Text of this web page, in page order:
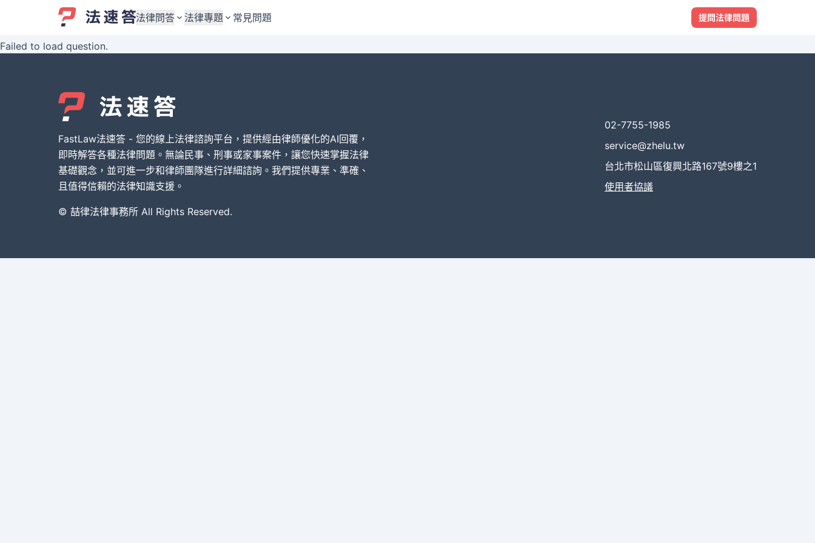
法律問答
婚姻與監護權
債務與債權
刑事犯罪案件
其他案件類型
法律專題
婚姻與監護權
債務與債權
刑事犯罪案件
其他案件類型
常見問題 提問法律問題
Failed to load question.
FastLaw法速答 - 您的線上法律諮詢平台，提供經由律師優化的AI回覆，
即時解答各種法律問題。無論民事、刑事或家事案件，讓您快速掌握法律
基礎觀念，並可進一步和律師團隊進行詳細諮詢。我們提供專業、準確、
且值得信賴的法律知識支援。
© 喆律法律事務所 All Rights Reserved.
02-7755-1985
service@zhelu.tw
台北市松山區復興北路167號9樓之1
使用者協議